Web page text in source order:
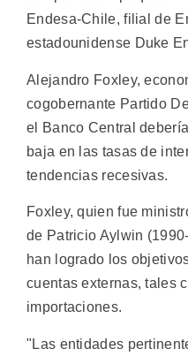
Endesa-Chile, filial de
estadounidense Duke
Alejandro Foxley,
cogobernante Partido
el Banco Central
baja en las tasas de
tendencias recesivas.
Foxley, quien fue
de Patricio Aylwin
han logrado los
cuentas externas, tales
importaciones.
"Las entidades